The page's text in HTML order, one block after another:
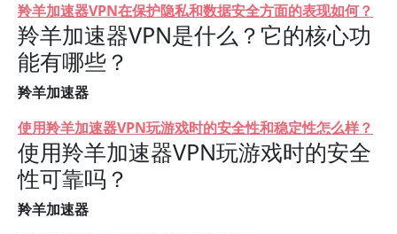
羚羊加速器VPN在保护隐私和数据安全方面的表现如何？
羚羊加速器VPN是什么？它的核心功
能有哪些？
羚羊加速器
使用羚羊加速器VPN玩游戏时的安全性和稳定性怎么样？
使用羚羊加速器VPN玩游戏时的安全
性可靠吗？
羚羊加速器